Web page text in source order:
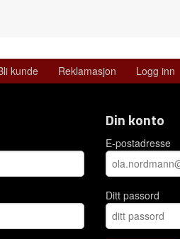
kunde Reklamasjon Logg inn
Din konto
E-postadresse
Ditt passord